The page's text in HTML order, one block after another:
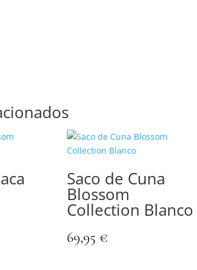
Saco de Cuna
Blossom
Collection Blanco
69,95 €